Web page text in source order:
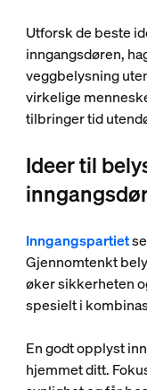
Utforsk de beste
inngangsdøren,
veggbelysning
virkelige
tilbringer tid
Ideer til
Inngangspartiet
Gjennomtenkt
øker sikkerheten
spesielt i
En godt opplyst
hjemmet ditt.